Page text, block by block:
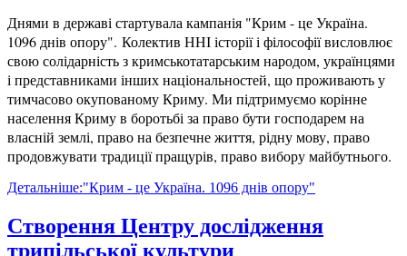
Днями в державі стартувала кампанія "Крим - це Україна.
1096 днів опору". Колектив ННІ історії і філософії висловлює
свою солідарність з кримськотатарським народом, українцями
і представниками інших національностей, що проживають у
тимчасово окупованому Криму. Ми підтримуємо корінне
населення Криму в боротьбі за право бути господарем на
власній землі, право на безпечне життя, рідну мову, право
продовжувати традиції пращурів, право вибору майбутнього.
Детальніше:"Крим - це Україна. 1096 днів опору"
Створення Центру дослідження
трипільської культури